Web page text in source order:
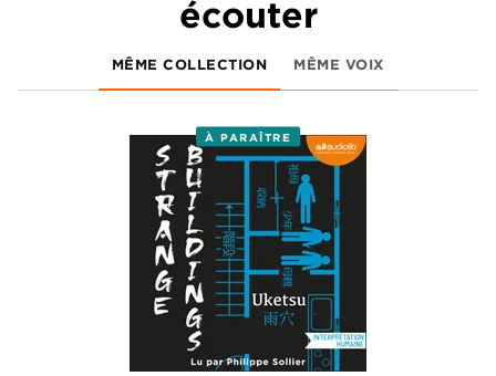
écouter
MÊME COLLECTION MÊME VOIX
À PARAÎTRE